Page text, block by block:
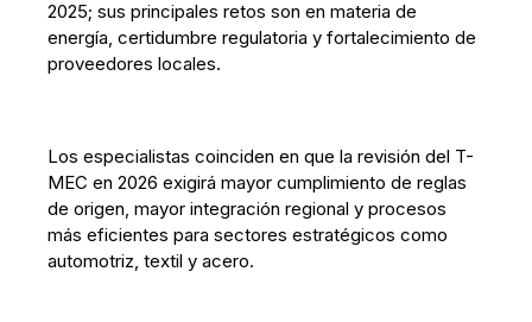
2025; sus principales retos son en materia de
energía, certidumbre regulatoria y fortalecimiento de
proveedores locales.
Los especialistas coinciden en que la revisión del T-
MEC en 2026 exigirá mayor cumplimiento de reglas
de origen, mayor integración regional y procesos
más eficientes para sectores estratégicos como
automotriz, textil y acero.